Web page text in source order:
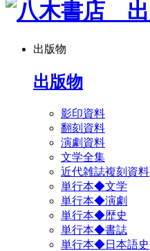
出版物
出版物
影印資料
翻刻資料
演劇資料
文学全集
近代雑誌複刻資料
単行本◆文学
単行本◆演劇
単行本◆歴史
単行本◆書誌
単行本◆日本語史